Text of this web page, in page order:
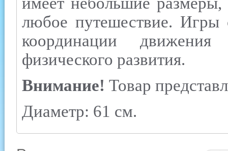
любое путешествие. Игры
координации
физического развития.
Внимание! Товар
Диаметр: 61 см.